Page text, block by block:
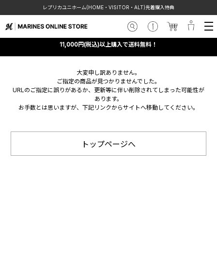
レプリカユニホーム(HOME・VISITOR・ALT)先着購入特典
11,000円(税込)以上購入で送料無料！
大変申し訳ありません。
ご指定の商品が見つかりませんでした。
URLのご指定に誤りがあるか、更新等に伴い削除されてしまった可能性が
あります。
お手数とは思いますが、下記リンクからサイトへ移動してください。
トップページへ